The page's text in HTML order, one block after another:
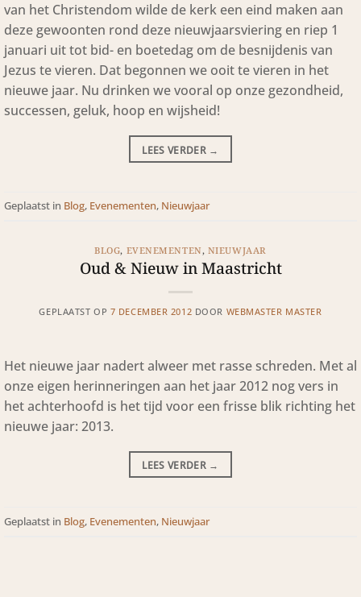
van het Christendom wilde de kerk een eind maken aan
deze gewoonten rond deze nieuwjaarsviering en riep 1
januari uit tot bid- en boetedag om de besnijdenis van
Jezus te vieren. Dat begonnen we ooit te vieren in het
nieuwe jaar. Nu drinken we vooral op onze gezondheid,
successen, geluk, hoop en wijsheid!
LEES VERDER →
Geplaatst in Blog, Evenementen, Nieuwjaar
BLOG, EVENEMENTEN , NIEUWJAAR
Oud & Nieuw in Maastricht
GEPLAATST OP 7 DECEMBER 2012 DOOR WEBMASTER MASTER
Het nieuwe jaar nadert alweer met rasse schreden. Met al
onze eigen herinneringen aan het jaar 2012 nog vers in
het achterhoofd is het tijd voor een frisse blik richting het
nieuwe jaar: 2013.
LEES VERDER →
Geplaatst in Blog, Evenementen, Nieuwjaar